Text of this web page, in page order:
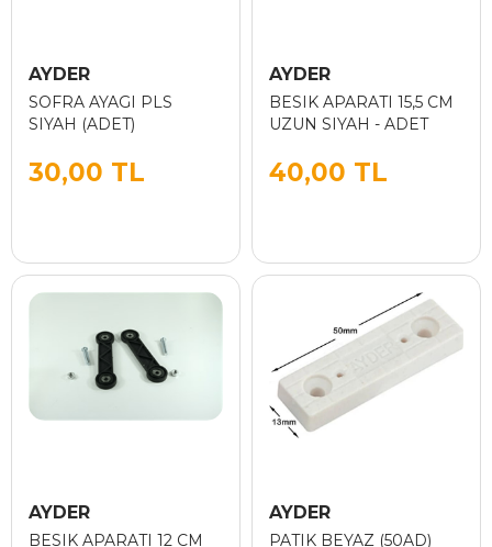
AYDER
SOFRA AYAGI PLS
SIYAH (ADET)
30,00 TL
AYDER
BESIK APARATI 15,5 CM
UZUN SIYAH - ADET
40,00 TL
AYDER
BESIK APARATI 12 CM
AYDER
PATIK BEYAZ (50AD)